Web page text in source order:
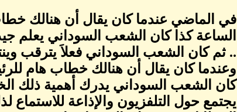
في الماضي عندما كان يقال أن هنالك
الساعة كذا كان الشعب السوداني يعلم
.. ثم كان الشعب السوداني فعلاَ يترقب
وعندما كان يقال أن هنالك خطاب هام
كان الشعب السوداني يدرك أهمية ذلك
يجتمع حول التلفزيون والإذاعة للاستماع